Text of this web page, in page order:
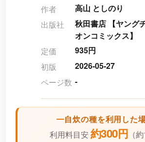
作者
高山 としのり
出版社
秋田書店 【ヤング
オンコミックス】
定価
935円
初版
2026-05-27
ページ数 -
自炊の種を利用した
利用料目安 約300円 （約